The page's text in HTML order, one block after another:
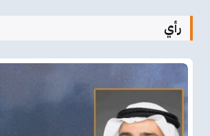
رأي